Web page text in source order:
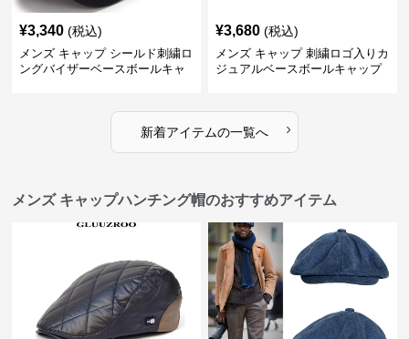
¥3,340 (税込)
メンズ キャップ シールド刺繍ロ
ングバイザーベースボールキャ
¥3,680 (税込)
メンズ キャップ 刺繍ロゴ入りカ
ジュアルベースボールキャップ
新着アイテムの一覧へ ›
メンズ キャップハンチング帽のおすすめアイテム